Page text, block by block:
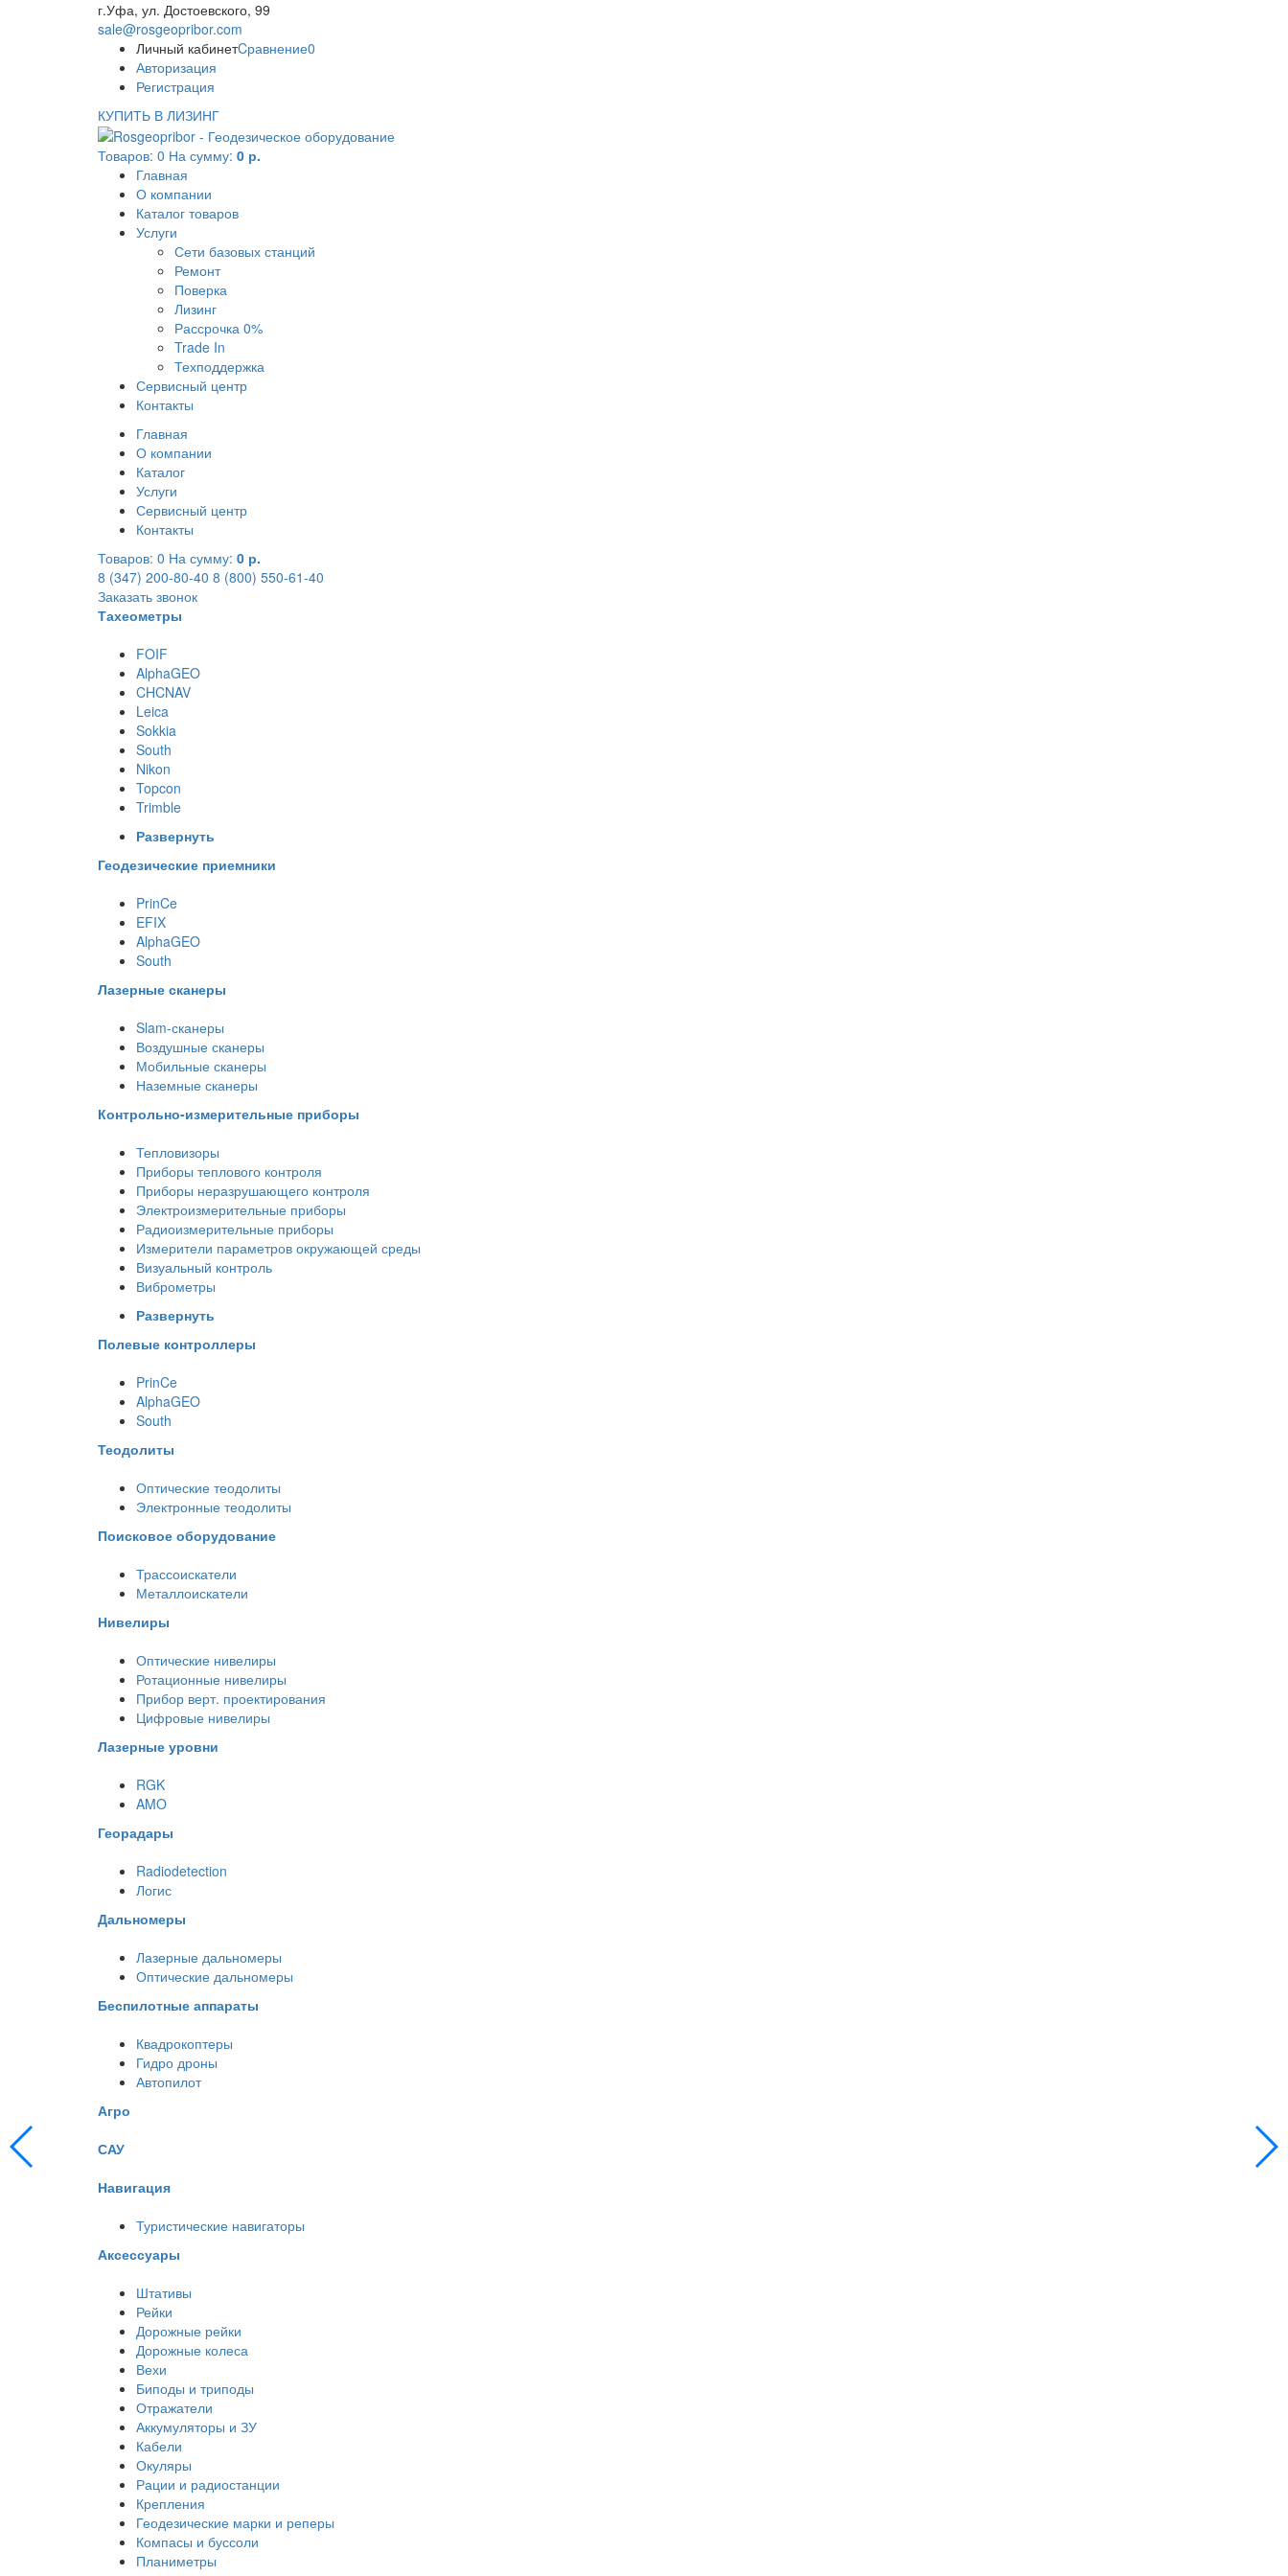
г.Уфа, ул. Достоевского, 99
sale@rosgeopribor.com
Личный кабинет
Авторизация
Регистрация
Cравнение0
КУПИТЬ В ЛИЗИНГ
Товаров: 0 На сумму: 0 р.
Главная
О компании
Каталог товаров
Услуги
Сети базовых станций
Ремонт
Поверка
Лизинг
Рассрочка 0%
Trade In
Техподдержка
Сервисный центр
Контакты
Главная
О компании
Каталог
Услуги
Сервисный центр
Контакты
Товаров: 0 На сумму: 0 р.
8 (347) 200-80-40 8 (800) 550-61-40
Заказать звонок
Тахеометры
FOIF
AlphaGEO
CHCNAV
Leica
Sokkia
South
Nikon
Topcon
Trimble
Развернуть
Геодезические приемники
PrinCe
EFIX
AlphaGEO
South
Лазерные сканеры
Slam-сканеры
Воздушные сканеры
Мобильные сканеры
Наземные сканеры
Контрольно-измерительные приборы
Тепловизоры
Приборы теплового контроля
Приборы неразрушающего контроля
Электроизмерительные приборы
Радиоизмерительные приборы
Измерители параметров окружающей среды
Визуальный контроль
Виброметры
Развернуть
Полевые контроллеры
PrinCe
AlphaGEO
South
Теодолиты
Оптические теодолиты
Электронные теодолиты
Поисковое оборудование
Трассоискатели
Металлоискатели
Нивелиры
Оптические нивелиры
Ротационные нивелиры
Прибор верт. проектирования
Цифровые нивелиры
Лазерные уровни
RGK
AMO
Георадары
Radiodetection
Логис
Дальномеры
Лазерные дальномеры
Оптические дальномеры
Беспилотные аппараты
Квадрокоптеры
Гидро дроны
Автопилот
Агро
САУ
Навигация
Туристические навигаторы
Аксессуары
Штативы
Рейки
Дорожные рейки
Дорожные колеса
Вехи
Биподы и триподы
Отражатели
Аккумуляторы и ЗУ
Кабели
Окуляры
Рации и радиостанции
Крепления
Геодезические марки и реперы
Компасы и буссоли
Планиметры